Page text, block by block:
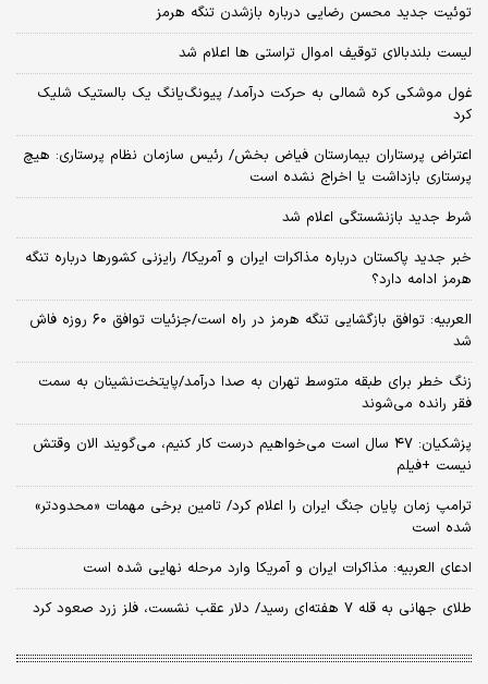
توئیت جدید محسن رضایی درباره بازشدن تنگه هرمز
لیست بلندبالای توقیف اموال تراستی ها اعلام شد
غول موشکی کره شمالی به حرکت درآمد/ پیونگ‌یانگ یک بالستیک شلیک
کرد
اعتراض پرستاران بیمارستان فیاض بخش/ رئیس سازمان نظام پرستاری: هیچ
پرستاری بازداشت یا اخراج نشده است
شرط جدید بازنشستگی اعلام شد
خبر جدید پاکستان درباره مذاکرات ایران و آمریکا/ رایزنی کشورها درباره تنگه
هرمز ادامه دارد؟
العربیه: توافق بازگشایی تنگه هرمز در راه است/جزئیات توافق ۶۰ روزه فاش
شد
زنگ خطر برای طبقه متوسط تهران به صدا درآمد/پایتخت‌نشینان به سمت
فقر رانده می‌شوند
پزشکیان: ۴۷ سال است می‌خواهیم درست کار کنیم، می‌گویند الان وقتش
نیست +فیلم
ترامپ زمان پایان جنگ ایران را اعلام کرد/ تامین برخی مهمات «محدودتر»
شده است
ادعای العربیه: مذاکرات ایران و آمریکا وارد مرحله نهایی شده است
طلای جهانی به قله ۷ هفته‌ای رسید/ دلار عقب نشست، فلز زرد صعود کرد